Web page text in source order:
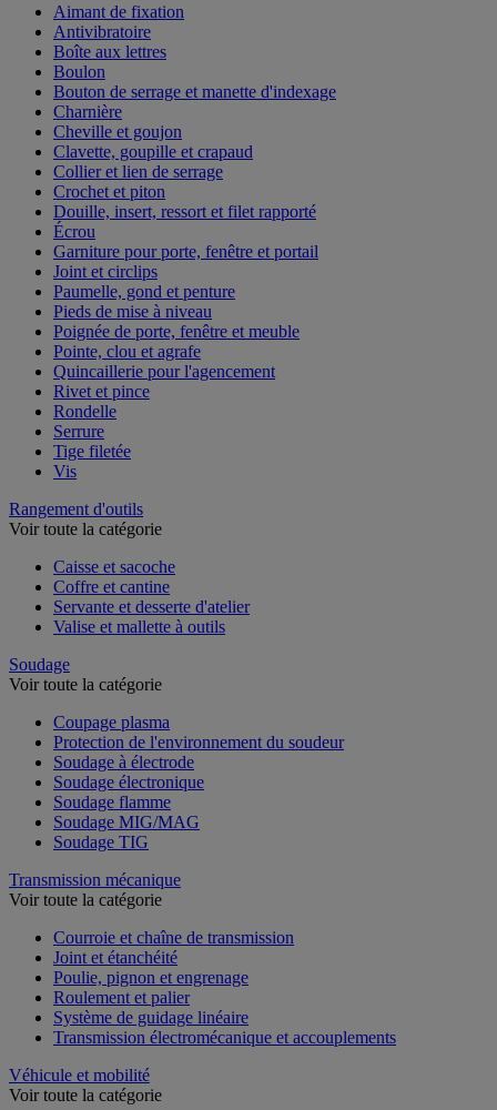
Aimant de fixation
Antivibratoire
Boîte aux lettres
Boulon
Bouton de serrage et manette d'indexage
Charnière
Cheville et goujon
Clavette, goupille et crapaud
Collier et lien de serrage
Crochet et piton
Douille, insert, ressort et filet rapporté
Écrou
Garniture pour porte, fenêtre et portail
Joint et circlips
Paumelle, gond et penture
Pieds de mise à niveau
Poignée de porte, fenêtre et meuble
Pointe, clou et agrafe
Quincaillerie pour l'agencement
Rivet et pince
Rondelle
Serrure
Tige filetée
Vis
Rangement d'outils
Voir toute la catégorie
Caisse et sacoche
Coffre et cantine
Servante et desserte d'atelier
Valise et mallette à outils
Soudage
Voir toute la catégorie
Coupage plasma
Protection de l'environnement du soudeur
Soudage à électrode
Soudage électronique
Soudage flamme
Soudage MIG/MAG
Soudage TIG
Transmission mécanique
Voir toute la catégorie
Courroie et chaîne de transmission
Joint et étanchéité
Poulie, pignon et engrenage
Roulement et palier
Système de guidage linéaire
Transmission électromécanique et accouplements
Véhicule et mobilité
Voir toute la catégorie